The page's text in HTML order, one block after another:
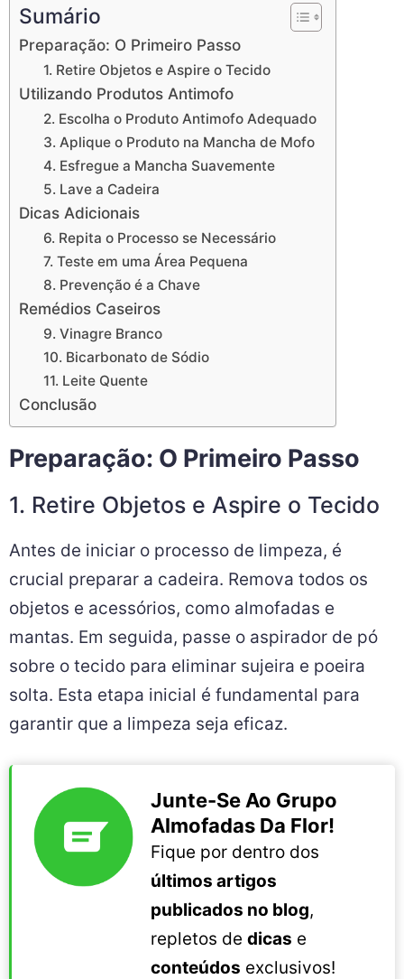
Sumário
Preparação: O Primeiro Passo
1. Retire Objetos e Aspire o Tecido
Utilizando Produtos Antimofo
2. Escolha o Produto Antimofo Adequado
3. Aplique o Produto na Mancha de Mofo
4. Esfregue a Mancha Suavemente
5. Lave a Cadeira
Dicas Adicionais
6. Repita o Processo se Necessário
7. Teste em uma Área Pequena
8. Prevenção é a Chave
Remédios Caseiros
9. Vinagre Branco
10. Bicarbonato de Sódio
11. Leite Quente
Conclusão
Preparação: O Primeiro Passo
1. Retire Objetos e Aspire o Tecido
Antes de iniciar o processo de limpeza, é
crucial preparar a cadeira. Remova todos os
objetos e acessórios, como almofadas e
mantas. Em seguida, passe o aspirador de pó
sobre o tecido para eliminar sujeira e poeira
solta. Esta etapa inicial é fundamental para
garantir que a limpeza seja eficaz.
Junte-Se Ao Grupo
Almofadas Da Flor!
Fique por dentro dos
últimos artigos
publicados no blog,
repletos dedicas e
conteúdos exclusivos!